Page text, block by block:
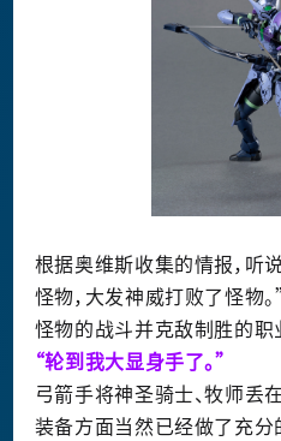
根据奥维斯收集的情报，听
怪物，大发神威打败了怪物
怪物的战斗并克敌制胜的职
“轮到我大显身手了。”
弓箭手将神圣骑士、牧师丢
装备方面当然已经做了充分